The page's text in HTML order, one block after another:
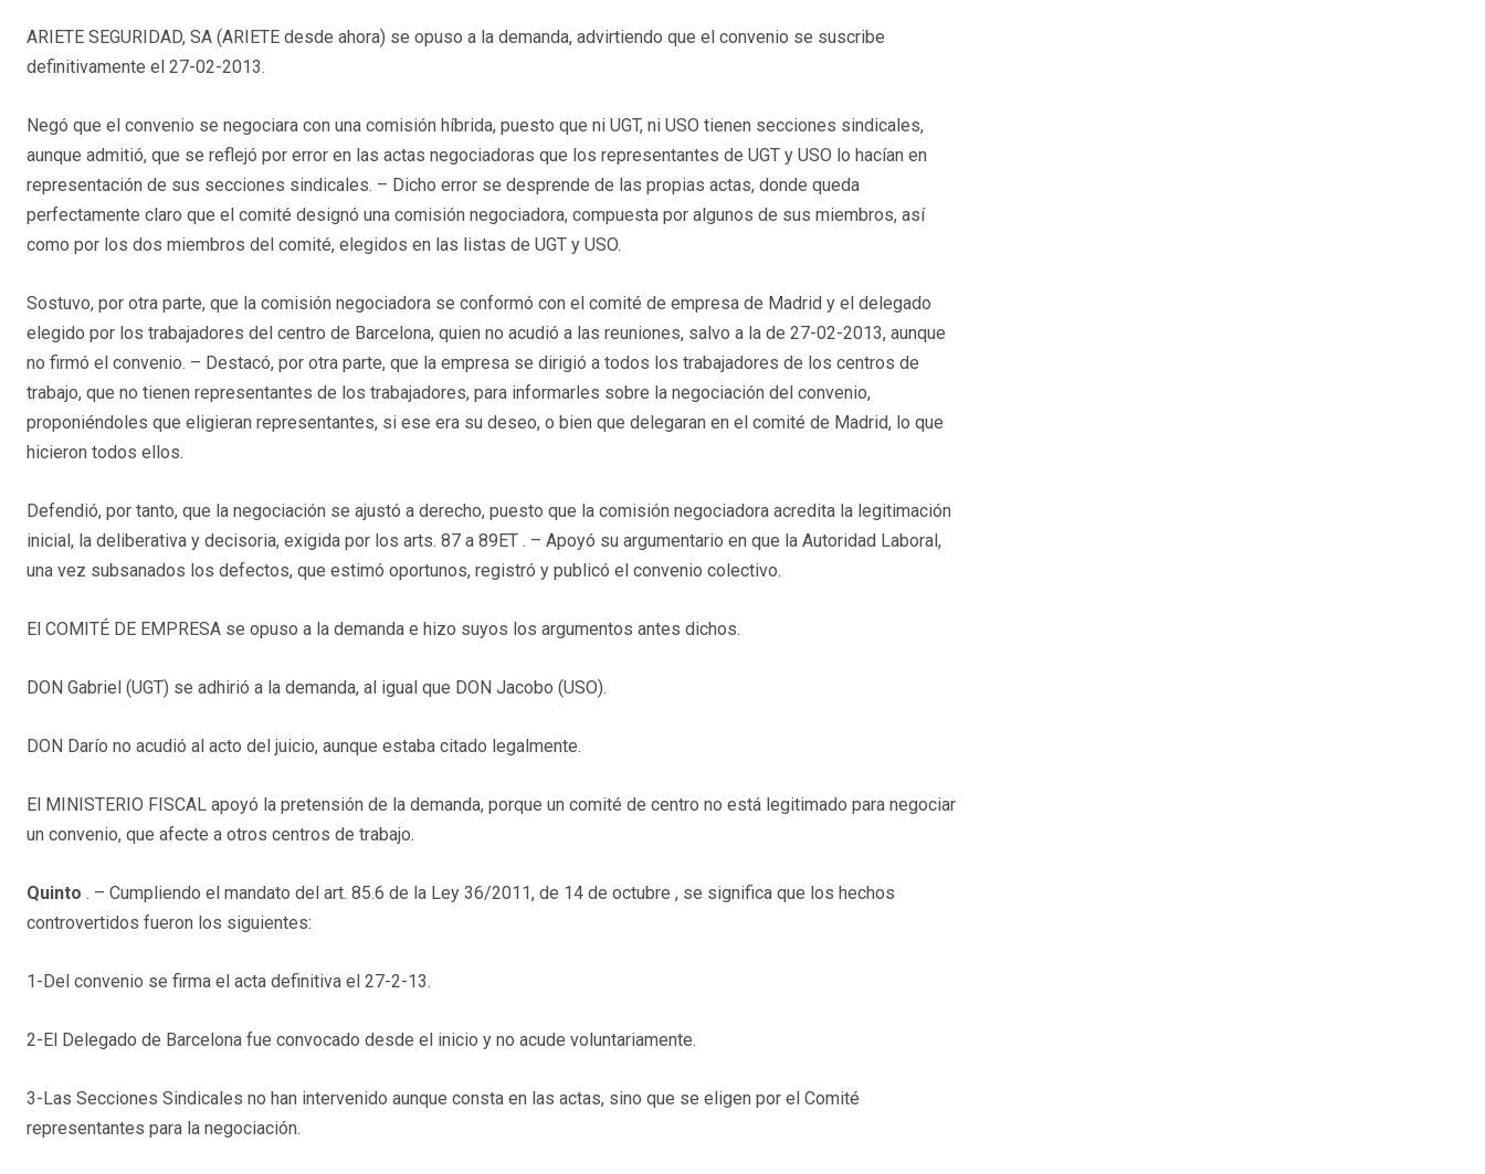
ARIETE SEGURIDAD, SA (ARIETE desde ahora) se opuso a la demanda, advirtiendo que el convenio se suscribe
definitivamente el 27-02-2013.
Negó que el convenio se negociara con una comisión híbrida, puesto que ni UGT, ni USO tienen secciones sindicales,
aunque admitió, que se reflejó por error en las actas negociadoras que los representantes de UGT y USO lo hacían en
representación de sus secciones sindicales. – Dicho error se desprende de las propias actas, donde queda
perfectamente claro que el comité designó una comisión negociadora, compuesta por algunos de sus miembros, así
como por los dos miembros del comité, elegidos en las listas de UGT y USO.
Sostuvo, por otra parte, que la comisión negociadora se conformó con el comité de empresa de Madrid y el delegado
elegido por los trabajadores del centro de Barcelona, quien no acudió a las reuniones, salvo a la de 27-02-2013, aunque
no firmó el convenio. – Destacó, por otra parte, que la empresa se dirigió a todos los trabajadores de los centros de
trabajo, que no tienen representantes de los trabajadores, para informarles sobre la negociación del convenio,
proponiéndoles que eligieran representantes, si ese era su deseo, o bien que delegaran en el comité de Madrid, lo que
hicieron todos ellos.
Defendió, por tanto, que la negociación se ajustó a derecho, puesto que la comisión negociadora acredita la legitimación
inicial, la deliberativa y decisoria, exigida por los arts. 87 a 89ET . – Apoyó su argumentario en que la Autoridad Laboral,
una vez subsanados los defectos, que estimó oportunos, registró y publicó el convenio colectivo.
El COMITÉ DE EMPRESA se opuso a la demanda e hizo suyos los argumentos antes dichos.
DON Gabriel (UGT) se adhirió a la demanda, al igual que DON Jacobo (USO).
DON Darío no acudió al acto del juicio, aunque estaba citado legalmente.
El MINISTERIO FISCAL apoyó la pretensión de la demanda, porque un comité de centro no está legitimado para negociar
un convenio, que afecte a otros centros de trabajo.
Quinto . – Cumpliendo el mandato del art. 85.6 de la Ley 36/2011, de 14 de octubre , se significa que los hechos
controvertidos fueron los siguientes:
1-Del convenio se firma el acta definitiva el 27-2-13.
2-El Delegado de Barcelona fue convocado desde el inicio y no acude voluntariamente.
3-Las Secciones Sindicales no han intervenido aunque consta en las actas, sino que se eligen por el Comité
representantes para la negociación.